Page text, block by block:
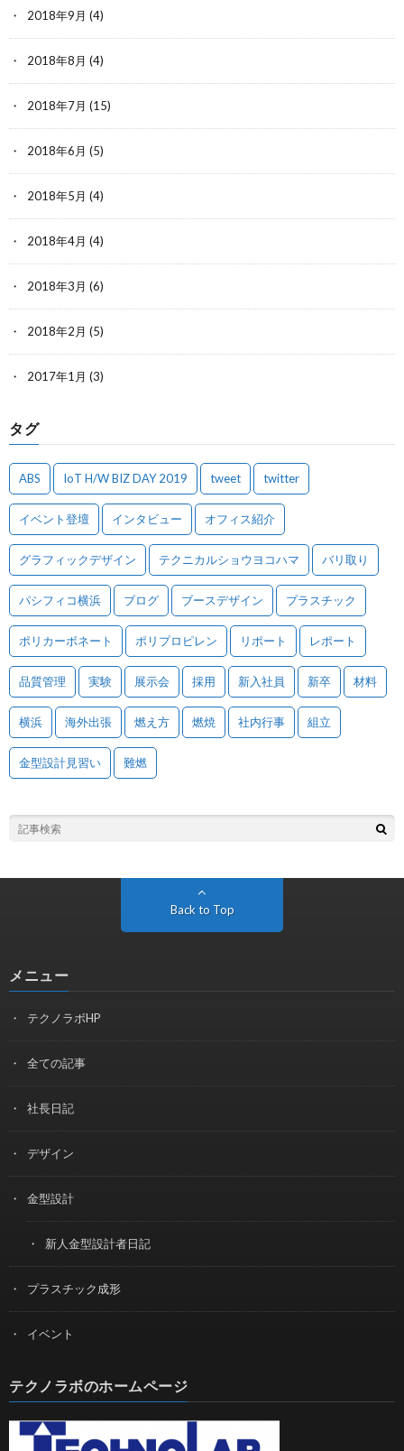
2018年9月 (4)
2018年8月 (4)
2018年7月 (15)
2018年6月 (5)
2018年5月 (4)
2018年4月 (4)
2018年3月 (6)
2018年2月 (5)
2017年1月 (3)
タグ
ABS IoT H/W BIZ DAY 2019 tweet twitter
イベント登壇 インタビュー オフィス紹介
グラフィックデザイン テクニカルショウヨコハマ バリ取り
パシフィコ横浜 ブログ ブースデザイン プラスチック
ポリカーボネート ポリプロピレン リポート レポート
品質管理 実験 展示会 採用 新入社員 新卒 材料
横浜 海外出張 燃え方 燃焼 社内行事 組立
金型設計見習い 難燃
Back to Top
メニュー
テクノラボHP
全ての記事
社長日記
デザイン
金型設計
新人金型設計者日記
プラスチック成形
イベント
テクノラボのホームページ